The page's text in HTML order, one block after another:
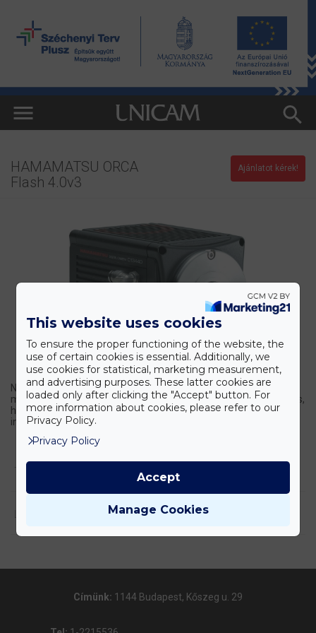
HAMAMATSU ORCA
Flash 4.0v3
Ajánlatot kérek!
Nagyérzékenységű (max QE 82%), nagysebességű (100fps @ 4
megapixel) és nagyfelbontású (2048 x 2048 pixel) professzionális,
hűtött digitális sCMOS kamera CameraLink vagy USB3.0
interfésszel.
Címünk: 1144 Budapest, Kőszeg u. 29
This website uses cookies
To ensure the proper functioning of the website, the
use of certain cookies is essential. Additionally, we
use cookies for statistical, marketing measurement,
and advertising purposes. These latter cookies are
loaded only after clicking the "Accept" button. For
more information about cookies, please refer to our
Privacy Policy.
Privacy Policy
Manage Cookies
Accept